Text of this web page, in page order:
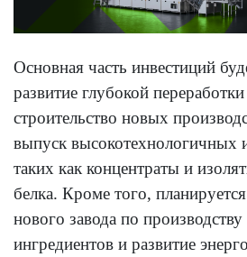
Основная часть инвестиций
развитие глубокой
строительство новых
выпуск высокотехнологичных
таких как концентраты и
белка. Кроме того,
нового завода по
ингредиентов и развитие